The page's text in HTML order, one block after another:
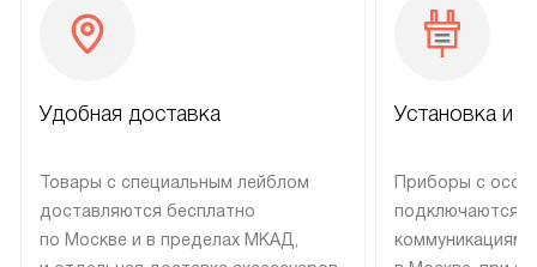
Удобная доставка
Товары с специальным лейблом
доставляются бесплатно
по Москве и в пределах МКАД,
Установка и
Приборы с
подключаются к
коммуникациям